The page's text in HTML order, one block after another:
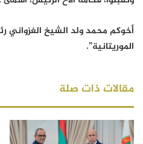
أخوكم محمد ولد الشيخ الغزواني
الموريتانية”.
مقالات ذات صلة